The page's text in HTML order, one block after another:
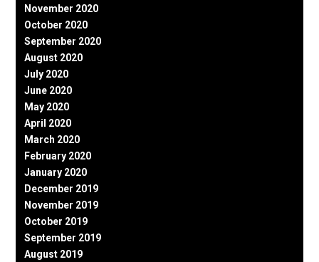
November 2020
October 2020
September 2020
August 2020
July 2020
June 2020
May 2020
April 2020
March 2020
February 2020
January 2020
December 2019
November 2019
October 2019
September 2019
August 2019